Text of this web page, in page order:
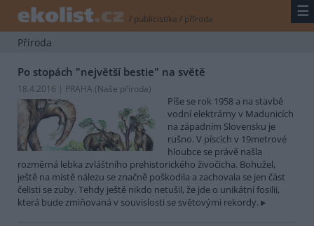
/ publicistika / příroda ☰
Příroda
Po stopách "největší bestie" na světě
18.4.2016 | PRAHA (Naše příroda)
Píše se rok 1958 a na stavbě
vodní elektrárny v Madunicích
na západním Slovensku je
rušno. V píscích v 19metrové
hloubce se právě našla
rozměrná lebka zvláštního prehistorického živočicha. Bohužel,
ještě na místě nálezu se značně poškodila a zachovala se jen část
čelisti se zuby. Tehdy ještě nikdo netušil, že jde o unikátní fosilii,
která bude zmiňovaná v souvislosti se světovými rekordy.